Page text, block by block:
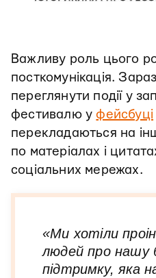
Важливу роль цього
посткомунікація.
переглянути події у
фестивалю уфейсбуці
перекладаються на
по матеріалах і
соціальних мережах.
«Ми хотіли
людей про нашу
підтримку, яка